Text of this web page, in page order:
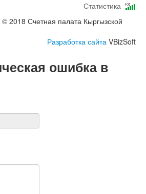
Статистика
2018 Счетная палата Кыргызской
Разработка сайта VBizSoft
ошибка в